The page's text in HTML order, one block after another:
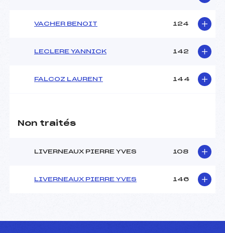
VACHER BENOIT 124
LECLERE YANNICK 142
FALCOZ LAURENT 144
Non traités
LIVERNEAUX PIERRE YVES 108
LIVERNEAUX PIERRE YVES 146